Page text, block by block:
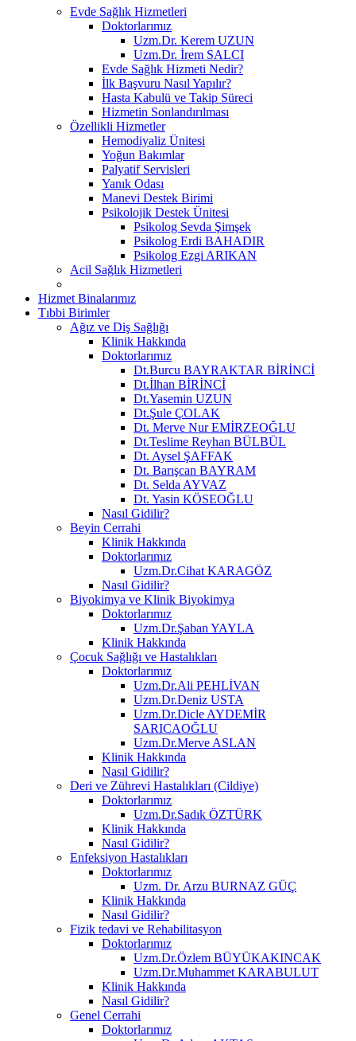
Evde Sağlık Hizmetleri
Doktorlarımız
Uzm.Dr. Kerem UZUN
Uzm.Dr. İrem SALCI
Evde Sağlık Hizmeti Nedir?
İlk Başvuru Nasıl Yapılır?
Hasta Kabulü ve Takip Süreci
Hizmetin Sonlandırılması
Özellikli Hizmetler
Hemodiyaliz Ünitesi
Yoğun Bakımlar
Palyatif Servisleri
Yanık Odası
Manevi Destek Birimi
Psikolojik Destek Ünitesi
Psikolog Sevda Şimşek
Psikolog Erdi BAHADIR
Psikolog Ezgi ARIKAN
Acil Sağlık Hizmetleri
Hizmet Binalarımız
Tıbbi Birimler
Ağız ve Diş Sağlığı
Klinik Hakkında
Doktorlarımız
Dt.Burcu BAYRAKTAR BİRİNCİ
Dt.İlhan BİRİNCİ
Dt.Yasemin UZUN
Dt.Şule ÇOLAK
Dt. Merve Nur EMİRZEOĞLU
Dt.Teslime Reyhan BÜLBÜL
Dt. Aysel ŞAFFAK
Dt. Barışcan BAYRAM
Dt. Selda AYVAZ
Dt. Yasin KÖSEOĞLU
Nasıl Gidilir?
Beyin Cerrahi
Klinik Hakkında
Doktorlarımız
Uzm.Dr.Cihat KARAGÖZ
Nasıl Gidilir?
Biyokimya ve Klinik Biyokimya
Doktorlarımız
Uzm.Dr.Şaban YAYLA
Klinik Hakkında
Çocuk Sağlığı ve Hastalıkları
Doktorlarımız
Uzm.Dr.Ali PEHLİVAN
Uzm.Dr.Deniz USTA
Uzm.Dr.Dicle AYDEMİR
SARICAOĞLU
Uzm.Dr.Merve ASLAN
Klinik Hakkında
Nasıl Gidilir?
Deri ve Zührevi Hastalıkları (Cildiye)
Doktorlarımız
Uzm.Dr.Sadık ÖZTÜRK
Klinik Hakkında
Nasıl Gidilir?
Enfeksiyon Hastalıkları
Doktorlarımız
Uzm. Dr. Arzu BURNAZ GÜÇ
Klinik Hakkında
Nasıl Gidilir?
Fizik tedavi ve Rehabilitasyon
Doktorlarımız
Uzm.Dr.Özlem BÜYÜKAKINCAK
Uzm.Dr.Muhammet KARABULUT
Klinik Hakkında
Nasıl Gidilir?
Genel Cerrahi
Doktorlarımız